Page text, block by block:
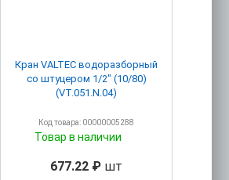
Кран VALTEC водоразборный
со штуцером 1/2" (10/80)
(VT.051.N.04)
Код товара: 00000005288
Товар в наличии
677.22 ₽ шт